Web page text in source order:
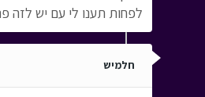
לפחות תענו לי עם יש
חלמיש